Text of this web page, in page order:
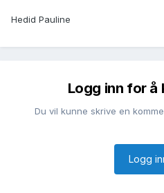
Hedid Pauline
Logg inn for å
Du vil kunne skrive en
Logg